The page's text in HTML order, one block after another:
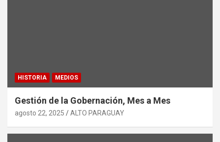
HISTORIA MEDIOS
Gestión de la Gobernación, Mes a Mes
agosto 22, 2025 ALTO PARAGUAY